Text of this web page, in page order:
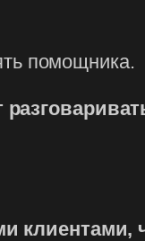
помощника.